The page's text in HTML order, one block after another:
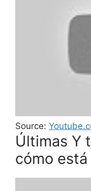
Source:
Últimas Y
cómo está